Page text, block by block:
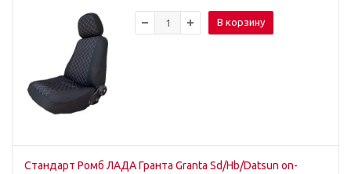
В корзину
Стандарт Ромб ЛАДА Гранта Granta Sd/Hb/Datsun on-